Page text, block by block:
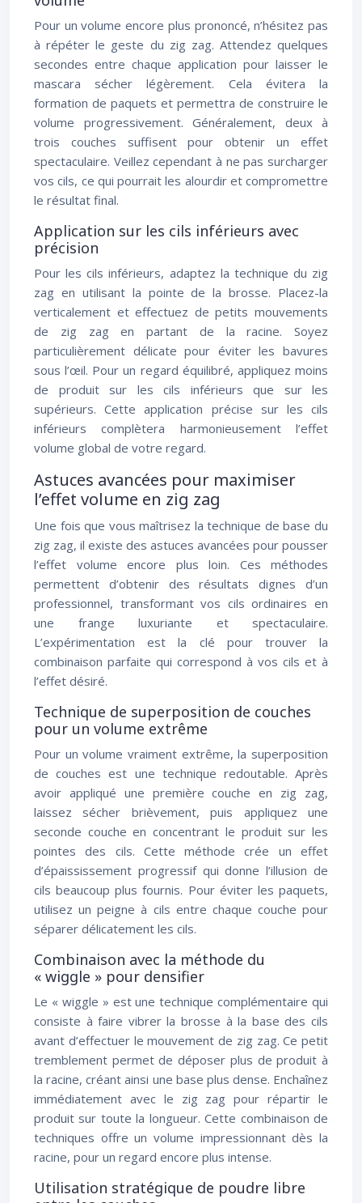
Pour un volume encore plus prononcé, n’hésitez pas
à répéter le geste du zig zag. Attendez quelques
secondes entre chaque application pour laisser le
mascara sécher légèrement. Cela évitera la
formation de paquets et permettra de construire le
volume progressivement. Généralement, deux à
trois couches suffisent pour obtenir un effet
spectaculaire. Veillez cependant à ne pas surcharger
vos cils, ce qui pourrait les alourdir et compromettre
le résultat final.
Application sur les cils inférieurs avec
précision
Pour les cils inférieurs, adaptez la technique du zig
zag en utilisant la pointe de la brosse. Placez-la
verticalement et effectuez de petits mouvements
de zig zag en partant de la racine. Soyez
particulièrement délicate pour éviter les bavures
sous l’œil. Pour un regard équilibré, appliquez moins
de produit sur les cils inférieurs que sur les
supérieurs. Cette application précise sur les cils
inférieurs complètera harmonieusement l’effet
volume global de votre regard.
Astuces avancées pour maximiser
l’effet volume en zig zag
Une fois que vous maîtrisez la technique de base du
zig zag, il existe des astuces avancées pour pousser
l’effet volume encore plus loin. Ces méthodes
permettent d’obtenir des résultats dignes d’un
professionnel, transformant vos cils ordinaires en
une frange luxuriante et spectaculaire.
L’expérimentation est la clé pour trouver la
combinaison parfaite qui correspond à vos cils et à
l’effet désiré.
Technique de superposition de couches
pour un volume extrême
Pour un volume vraiment extrême, la superposition
de couches est une technique redoutable. Après
avoir appliqué une première couche en zig zag,
laissez sécher brièvement, puis appliquez une
seconde couche en concentrant le produit sur les
pointes des cils. Cette méthode crée un effet
d’épaississement progressif qui donne l’illusion de
cils beaucoup plus fournis. Pour éviter les paquets,
utilisez un peigne à cils entre chaque couche pour
séparer délicatement les cils.
Combinaison avec la méthode du
« wiggle » pour densifier
Le « wiggle » est une technique complémentaire qui
consiste à faire vibrer la brosse à la base des cils
avant d’effectuer le mouvement de zig zag. Ce petit
tremblement permet de déposer plus de produit à
la racine, créant ainsi une base plus dense. Enchaînez
immédiatement avec le zig zag pour répartir le
produit sur toute la longueur. Cette combinaison de
techniques offre un volume impressionnant dès la
racine, pour un regard encore plus intense.
Utilisation stratégique de poudre libre